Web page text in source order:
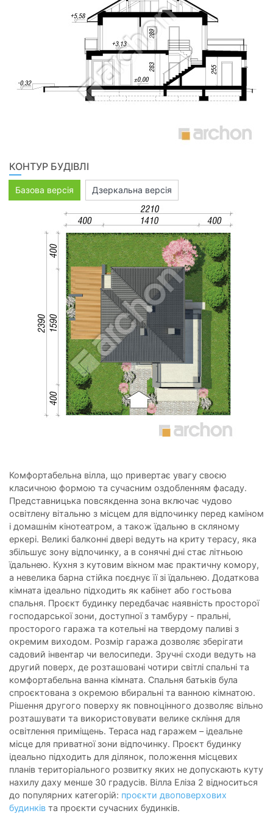
КОНТУР БУДІВЛІ
Базова версія Дзеркальна версія
Комфортабельна вілла, що привертає увагу своєю
класичною формою та сучасним оздобленням фасаду.
Представницька повсякденна зона включає чудово
освітлену вітальню з місцем для відпочинку перед каміном
і домашнім кінотеатром, а також їдальню в скляному
еркері. Великі балконні двері ведуть на криту терасу, яка
збільшує зону відпочинку, а в сонячні дні стає літньою
їдальнею. Кухня з кутовим вікном має практичну комору,
а невелика барна стійка поєднує її зі їдальнею. Додаткова
кімната ідеально підходить як кабінет або гостьова
спальня. Проєкт будинку передбачає наявність просторої
господарської зони, доступної з тамбуру - пральні,
просторого гаража та котельні на твердому паливі з
окремим виходом. Розмір гаража дозволяє зберігати
садовий інвентар чи велосипеди. Зручні сходи ведуть на
другий поверх, де розташовані чотири світлі спальні та
комфортабельна ванна кімната. Спальня батьків була
спроєктована з окремою вбиральні та ванною кімнатою.
Рішення другого поверху як повноцінного дозволяє вільно
розташувати та використовувати велике скління для
освітлення приміщень. Тераса над гаражем – ідеальне
місце для приватної зони відпочинку. Проєкт будинку
ідеально підходить для ділянок, положення місцевих
планів територіального розвитку яких не допускають куту
нахилу даху менше 30 градусів. Вілла Еліза 2 відноситься
до популярних категорій: проєкти двоповерхових
будинків та проєкти сучасних будинків.